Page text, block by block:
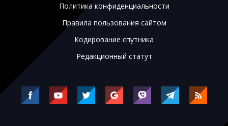
Политика конфиденциальности
Правила пользования сайтом
Кодирование спутника
Редакционный статут